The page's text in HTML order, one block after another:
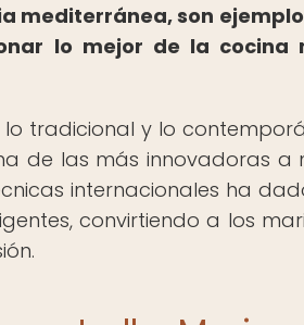
mediterránea, son
lo mejor de la
lo tradicional y lo
de las más innovadoras a
internacionales ha
convirtiendo a los